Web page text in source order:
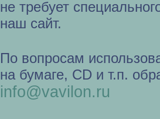
не требует
наш сайт.
По вопросам
на бумаге, CD и т.п.
info@vavilon.ru